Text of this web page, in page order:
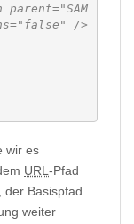
/>
wir es
URL -Pfad
der Basispfad
weiter